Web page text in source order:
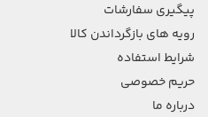
پیگیری سفارشات
رویه های بازگرداندن کالا
شرایط استفاده
حریم خصوصی
درباره ما